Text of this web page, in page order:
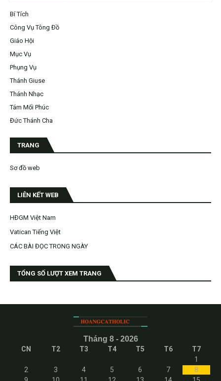
Bí Tích
Công Vụ Tông Đồ
Giáo Hội
Mục Vụ
Phụng Vụ
Thánh Giuse
Thánh Nhạc
Tám Mối Phúc
Đức Thánh Cha
TRANG
Sơ đồ web
LIÊN KẾT WEB
HĐGM Việt Nam
Vatican Tiếng Việt
CÁC BÀI ĐỌC TRONG NGÀY
TỔNG SỐ LƯỢT XEM TRANG
Tháng 8 - 2026
CN T2 T3 T4 T5 T6
T7
1
2
3 4 5 6 7
8